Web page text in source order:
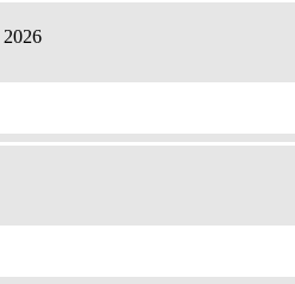
2026